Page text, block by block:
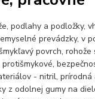
podlahy a podložky,
prevádzky, v
povrch,
- nitril, prírodná
z odolnej gumy na